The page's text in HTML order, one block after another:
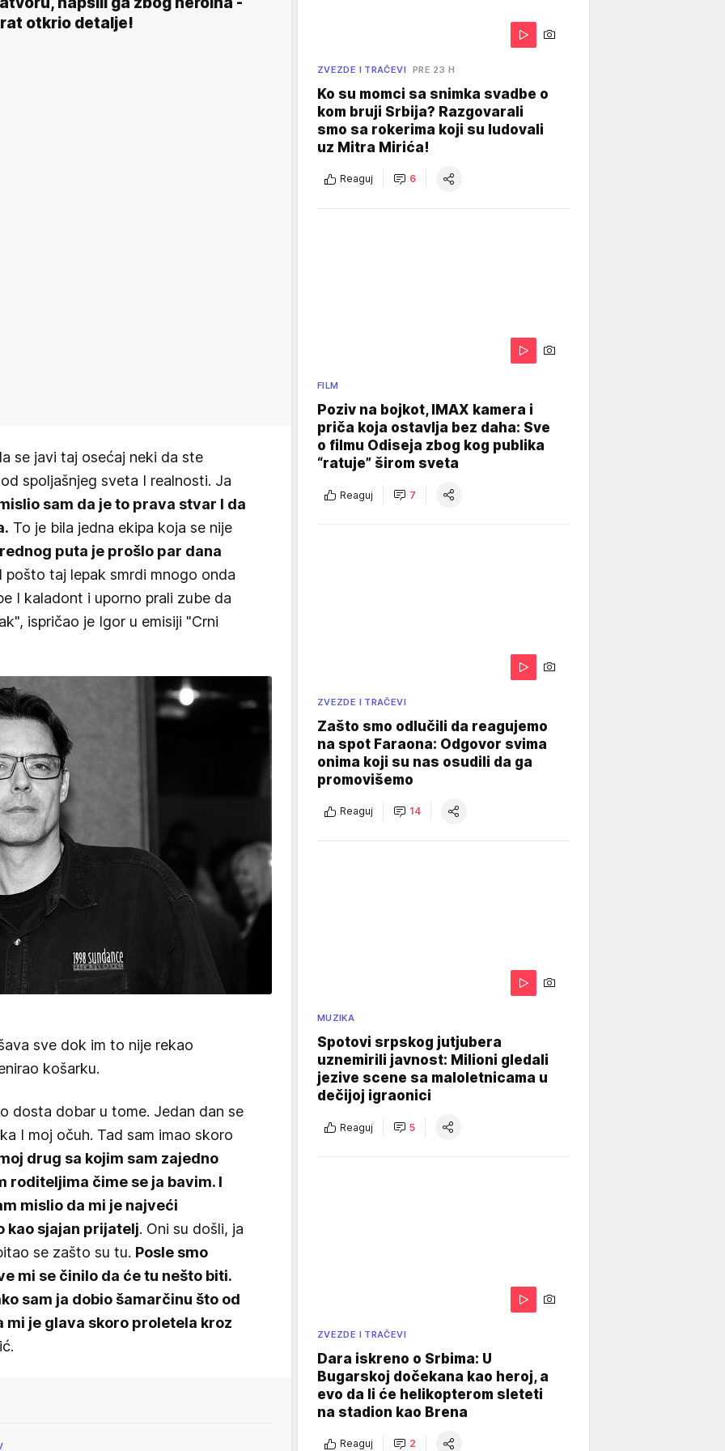
otkrio detalje!
se javi taj osećaj neki da ste
spoljašnjeg sveta I realnosti. Ja
sam da je to prava stvar I da
To je bila jedna ekipa koja se nije
puta je prošlo par dana
pošto taj lepak smrdi mnogo onda
I kaladont i uporno prali zube da
ispričao je Igor u emisiji "Crni
sve dok im to nije rekao
košarku.
dosta dobar u tome. Jedan dan se
I moj očuh. Tad sam imao skoro
drug sa kojim sam zajedno
roditeljima čime se ja bavim. I
mislio da mi je najveći
kao sjajan prijatelj. Oni su došli, ja
se zašto su tu. Posle smo
mi se činilo da će tu nešto biti.
sam ja dobio šamarčinu što od
mi je glava skoro proletela kroz
ZVEZDE I TRAČEVI PRE 23 H
Ko su momci sa snimka svadbe o
kom bruji Srbija? Razgovarali
smo sa rokerima koji su ludovali
uz Mitra Mirića!
Reaguj 6
FILM
Poziv na bojkot, IMAX kamera i
priča koja ostavlja bez daha: Sve
o filmu Odiseja zbog kog publika
“ratuje” širom sveta
Reaguj 7
ZVEZDE I TRAČEVI
Zašto smo odlučili da reagujemo
na spot Faraona: Odgovor svima
onima koji su nas osudili da ga
promovišemo
Reaguj 14
MUZIKA
Spotovi srpskog jutjubera
uznemirili javnost: Milioni gledali
jezive scene sa maloletnicama u
dečijoj igraonici
Reaguj 5
ZVEZDE I TRAČEVI
Dara iskreno o Srbima: U
Bugarskoj dočekana kao heroj, a
evo da li će helikopterom sleteti
na stadion kao Brena
Reaguj 2